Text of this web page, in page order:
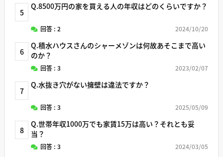
5
Q.8500万円の家を買える人の年収はどのくらいですか？
回答 : 2 2024/10/20
6
Q.積水ハウスさんのシャーメゾンは何故あそこまで高い
のか？
回答 : 3 2023/02/07
7
Q.水抜き穴がない擁壁は違法ですか？
回答 : 3 2025/05/09
8
Q.世帯年収1000万でも家賃15万は高い？それとも妥
当？
回答 : 3 2024/03/05